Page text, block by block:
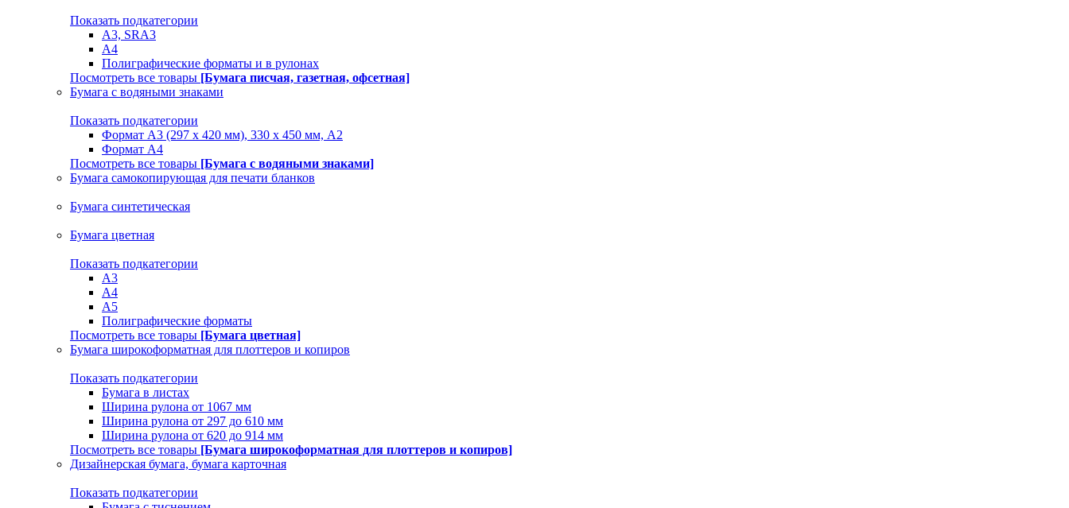
Показать подкатегории
А3, SRA3
А4
Полиграфические форматы и в рулонах
Посмотреть все товары [Бумага писчая, газетная, офсетная]
Бумага с водяными знаками
Показать подкатегории
Формат А3 (297 х 420 мм), 330 х 450 мм, А2
Формат А4
Посмотреть все товары [Бумага с водяными знаками]
Бумага самокопирующая для печати бланков
Бумага синтетическая
Бумага цветная
Показать подкатегории
A3
A4
А5
Полиграфические форматы
Посмотреть все товары [Бумага цветная]
Бумага широкоформатная для плоттеров и копиров
Показать подкатегории
Бумага в листах
Ширина рулона от 1067 мм
Ширина рулона от 297 до 610 мм
Ширина рулона от 620 до 914 мм
Посмотреть все товары [Бумага широкоформатная для плоттеров и копиров]
Дизайнерская бумага, бумага карточная
Показать подкатегории